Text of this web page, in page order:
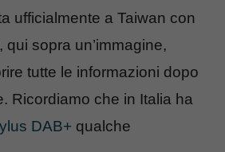
ufficialmente a Taiwan con
sopra un’immagine,
tutte le informazioni dopo
Ricordiamo che in Italia ha
DAB+ qualche